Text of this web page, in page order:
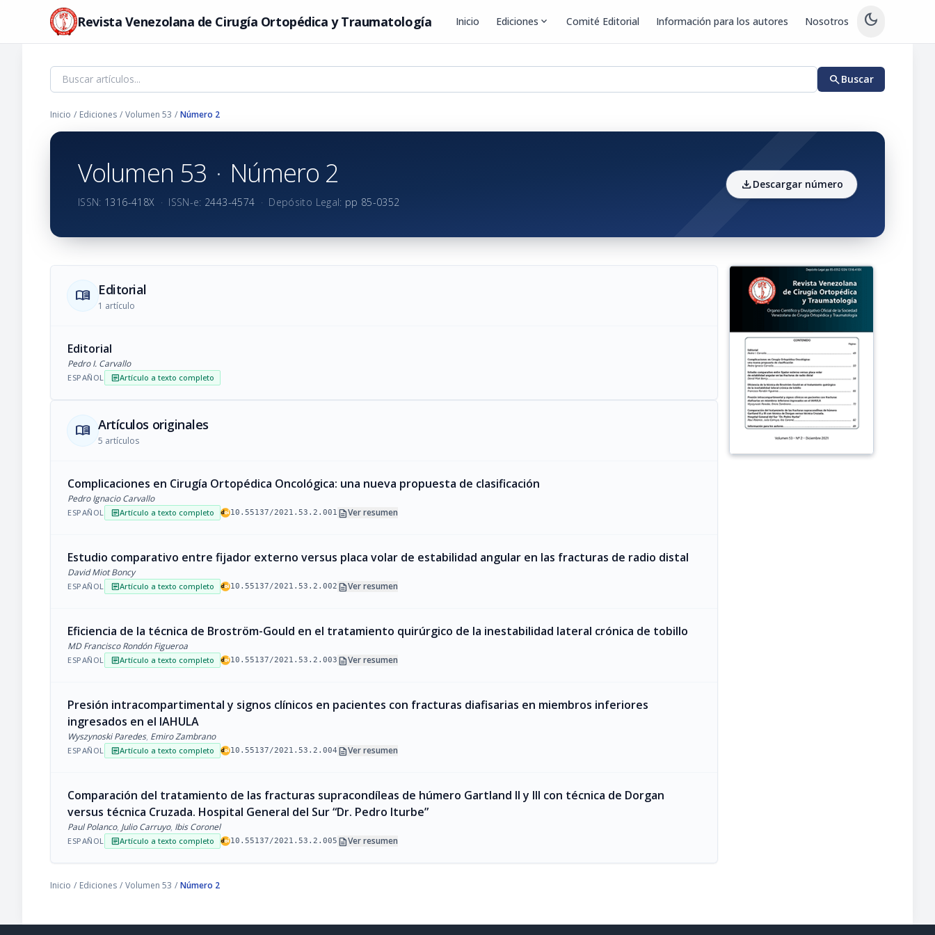
Revista Venezolana de Cirugía Ortopédica y Traumatología Inicio Ediciones expand_more Comité Editorial Información para los autores Nosotros dark_mode
searchBuscar
Inicio / Ediciones / Volumen 53 / Número 2
Volumen 53 · Número 2
ISSN: 1316-418X · ISSN-e: 2443-4574 · Depósito Legal: pp 85-0352
downloadDescargar número
menu_book Editorial
1 artículo
Editorial
Pedro I. Carvallo
ESPAÑOL articleArtículo a texto completo
menu_book Artículos originales
5 artículos
Complicaciones en Cirugía Ortopédica Oncológica: una nueva propuesta de clasificación
Pedro Ignacio Carvallo
ESPAÑOL articleArtículo a texto completo 10.55137/2021.53.2.001 descriptionVer resumen
Estudio comparativo entre fijador externo versus placa volar de estabilidad angular en las fracturas de radio distal
David Miot Boncy
ESPAÑOL articleArtículo a texto completo 10.55137/2021.53.2.002 descriptionVer resumen
Eficiencia de la técnica de Broström-Gould en el tratamiento quirúrgico de la inestabilidad lateral crónica de tobillo
MD Francisco Rondón Figueroa
ESPAÑOL articleArtículo a texto completo 10.55137/2021.53.2.003 descriptionVer resumen
Presión intracompartimental y signos clínicos en pacientes con fracturas diafisarias en miembros inferiores
ingresados en el IAHULA
Wyszynoski Paredes, Emiro Zambrano
ESPAÑOL articleArtículo a texto completo 10.55137/2021.53.2.004 descriptionVer resumen
Comparación del tratamiento de las fracturas supracondíleas de húmero Gartland II y III con técnica de Dorgan
versus técnica Cruzada. Hospital General del Sur “Dr. Pedro Iturbe”
Paul Polanco, Julio Carruyo, Ibis Coronel
ESPAÑOL articleArtículo a texto completo 10.55137/2021.53.2.005 descriptionVer resumen
Inicio / Ediciones / Volumen 53 / Número 2